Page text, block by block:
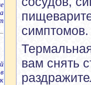
симптомов.
вам снять